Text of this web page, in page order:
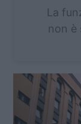
La
non è